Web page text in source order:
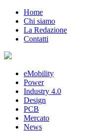
Home
Chi siamo
La Redazione
Contatti
eMobility
Power
Industry 4.0
Design
PCB
Mercato
News